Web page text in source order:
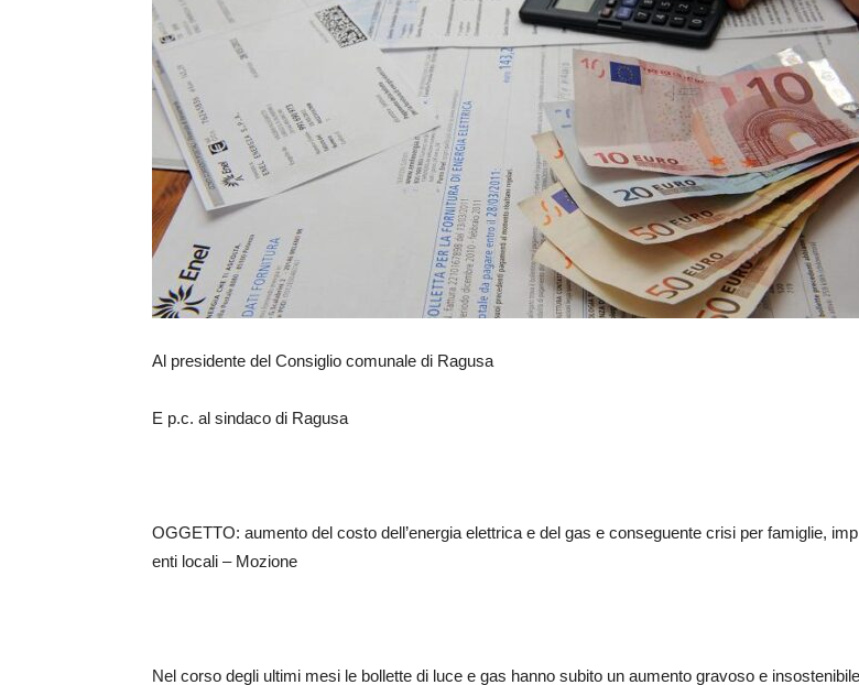
Al presidente del Consiglio comunale di Ragusa
E p.c. al sindaco di Ragusa
OGGETTO: aumento del costo dell’energia elettrica e del gas e conseguente crisi per famiglie,
enti locali – Mozione
Nel corso degli ultimi mesi le bollette di luce e gas hanno subito un aumento gravoso e